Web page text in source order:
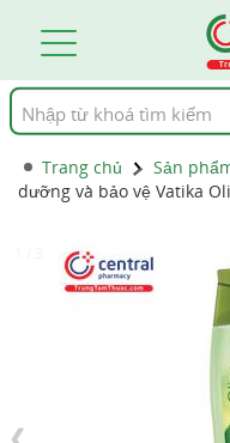
Tìm
kiếm
Trang chủ Sản
dưỡng và bảo vệ Vatika
❮